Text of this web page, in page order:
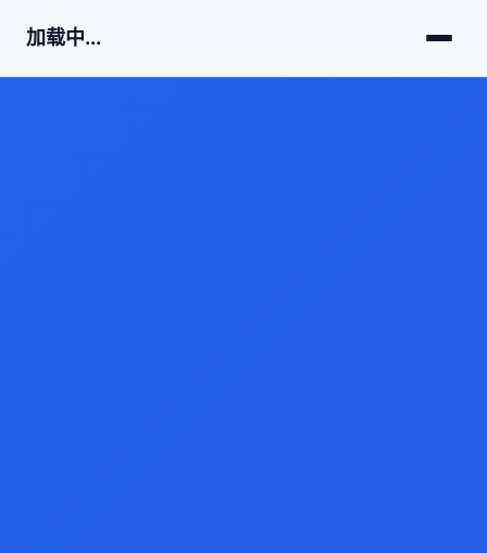
加载中...